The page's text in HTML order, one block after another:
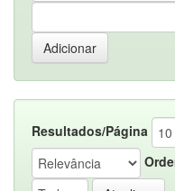
Resultados/Página